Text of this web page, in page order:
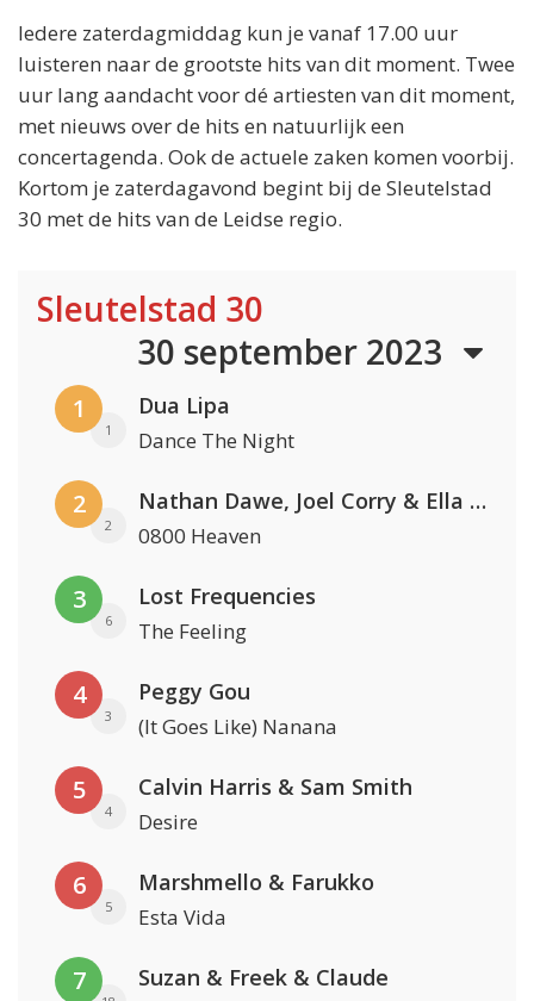
Iedere zaterdagmiddag kun je vanaf 17.00 uur
luisteren naar de grootste hits van dit moment. Twee
uur lang aandacht voor dé artiesten van dit moment,
met nieuws over de hits en natuurlijk een
concertagenda. Ook de actuele zaken komen voorbij.
Kortom je zaterdagavond begint bij de Sleutelstad
30 met de hits van de Leidse regio.
Sleutelstad 30
30 september 2023
1
1
Dua Lipa
Dance The Night
2
2
Nathan Dawe, Joel Corry & Ella Henderson
0800 Heaven
3
6
Lost Frequencies
The Feeling
4
3
Peggy Gou
(It Goes Like) Nanana
5
4
Calvin Harris & Sam Smith
Desire
6
5
Marshmello & Farukko
Esta Vida
7 Suzan & Freek & Claude